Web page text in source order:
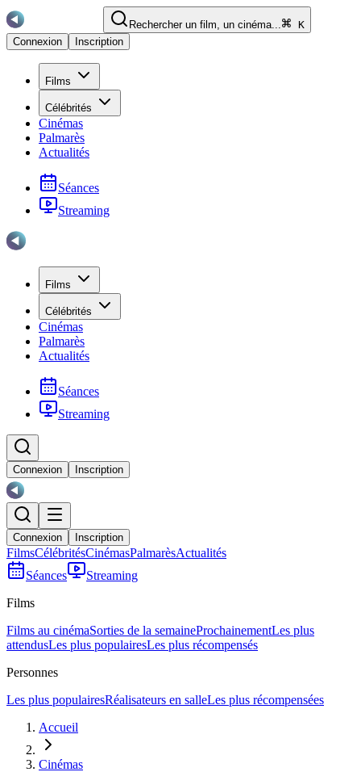
Rechercher un film, un cinéma...
K
Connexion
Inscription
Films
Célébrités
Cinémas
Palmarès
Actualités
Séances
Streaming
Films
Célébrités
Cinémas
Palmarès
Actualités
Séances
Streaming
Connexion Inscription
Connexion Inscription
FilmsCélébritésCinémasPalmarèsActualités
Séances
Streaming
Films
Films au cinémaSorties de la semaineProchainementLes plus
attendusLes plus populairesLes plus récompensés
Personnes
Les plus populairesRéalisateurs en salleLes plus récompensées
Accueil
Cinémas